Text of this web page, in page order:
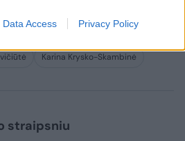
Data Access Privacy Policy
Karina Krysko-Skambinė
straipsniu